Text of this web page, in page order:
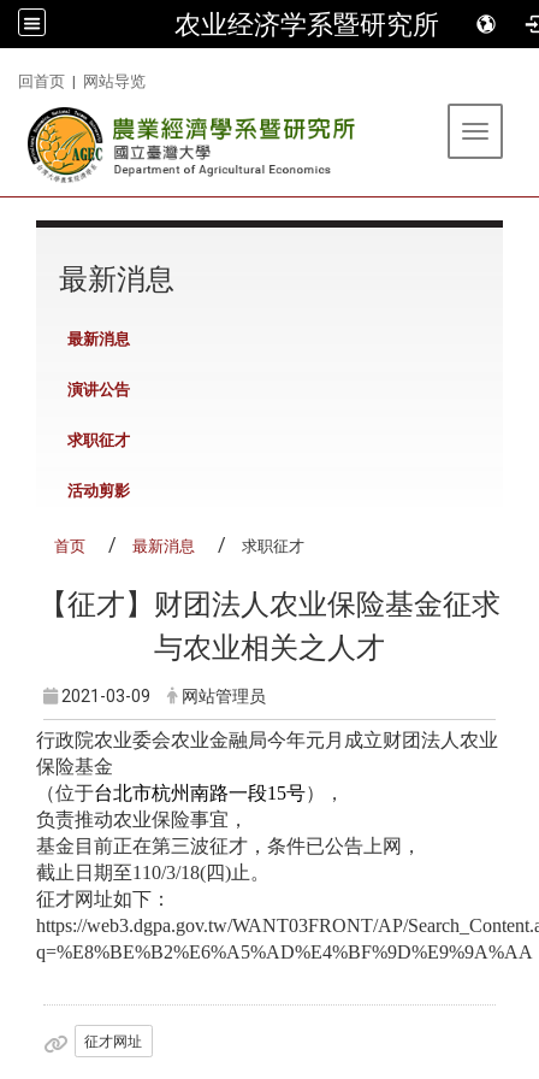
农业经济学系暨研究所
回首页 | 网站导览
Toggle
最新消息
最新消息
演讲公告
求职征才
活动剪影
首页 最新消息 求职征才
【征才】
财团法人农业保险基金征求
与农业相关之人才
2021-03-09 网站管理员
行政院农业委会农业金融局今年元月成立财团法人农业
保险基金
（位于台北市杭州南路一段15号），
负责推动农业保险事宜，
基金目前正在第三波征才，条件已公告上网，
截止日期至110/3/18(四)止。
征才网址如下：
https://web3.dgpa.gov.tw/WANT03FRONT/AP/
q=%E8%BE%B2%E6%A5%AD%E4%BF%9D%E9%9A%AA
征才网址